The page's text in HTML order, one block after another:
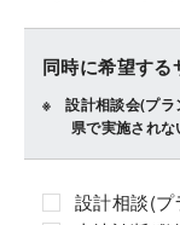
同時に希望する
設計相談会(プ
県で実施されな
設計相談(